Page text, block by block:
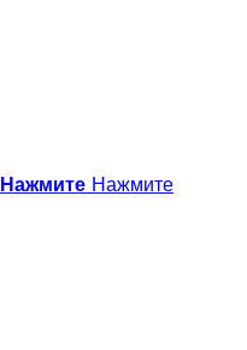
Нажмите Нажмите